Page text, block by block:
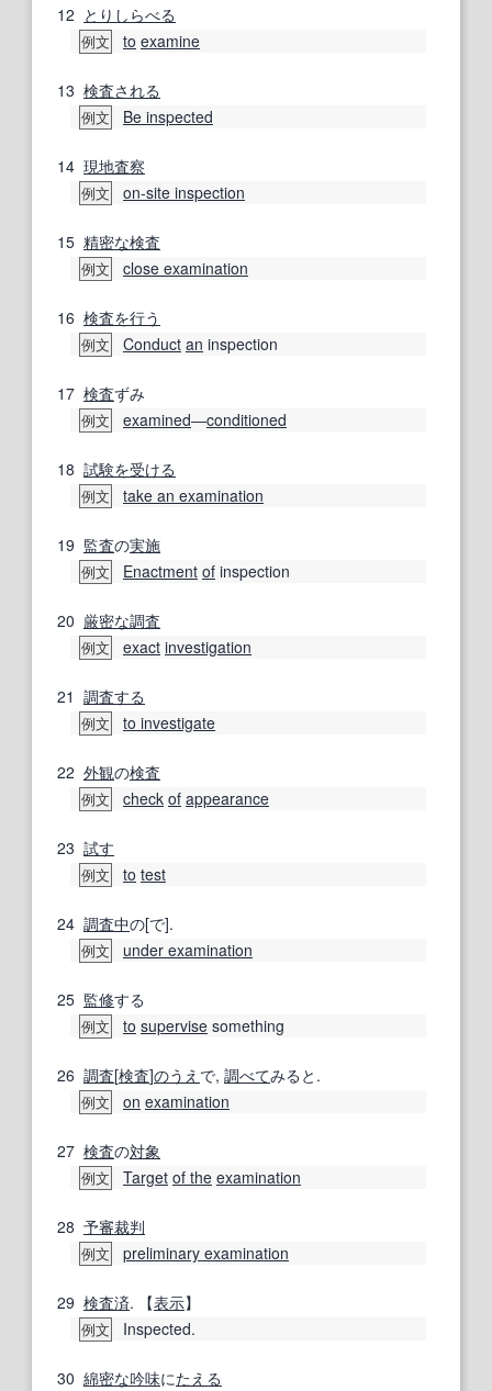
12 とりしらべる
例文 to examine
13 検査される
例文 Be inspected
14 現地査察
例文 on-site inspection
15 精密な検査
例文 close examination
16 検査を行う
例文 Conduct an inspection
17 検査ずみ
例文 examined―conditioned
18 試験を受ける
例文 take an examination
19 監査の実施
例文 Enactment of inspection
20 厳密な調査
例文 exact investigation
21 調査する
例文 to investigate
22 外観の検査
例文 check of appearance
23 試す
例文 to test
24 調査中の[で].
例文 under examination
25 監修する
例文 to supervise something
26 調査[検査]のうえ で, 調べてみると.
例文 on examination
27 検査の対象
例文 Target of the examination
28 予審裁判
例文 preliminary examination
29 検査済. 【表示】
例文 Inspected.
30 綿密な吟味にたえる